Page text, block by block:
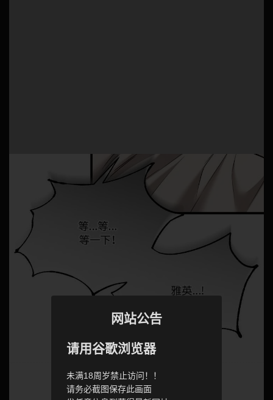
网站公告
请用谷歌浏览器
未满18周岁禁止访问！！
请务必截图保存此画面